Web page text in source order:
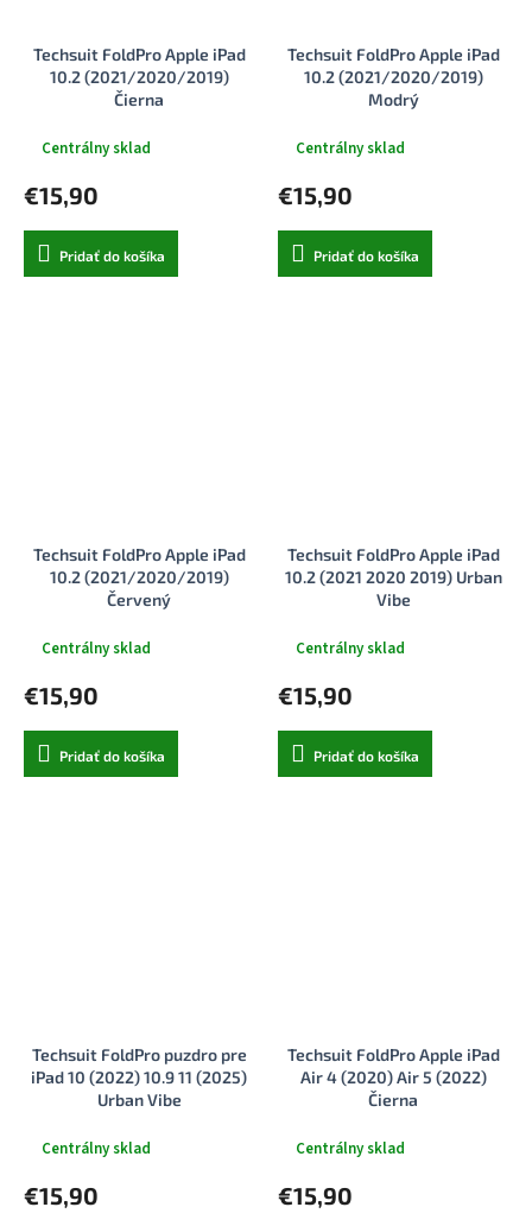
Techsuit FoldPro Apple iPad
10.2 (2021/2020/2019)
Čierna
Centrálny sklad
€15,90
Pridať do košíka
Techsuit FoldPro Apple iPad
10.2 (2021/2020/2019)
Modrý
Centrálny sklad
€15,90
Pridať do košíka
Techsuit FoldPro Apple iPad
10.2 (2021/2020/2019)
Červený
Centrálny sklad
€15,90
Pridať do košíka
Techsuit FoldPro Apple iPad
10.2 (2021 2020 2019) Urban
Vibe
Centrálny sklad
€15,90
Pridať do košíka
Techsuit FoldPro puzdro pre
iPad 10 (2022) 10.9 11 (2025)
Urban Vibe
Centrálny sklad
€15,90
Techsuit FoldPro Apple iPad
Air 4 (2020) Air 5 (2022)
Čierna
Centrálny sklad
€15,90